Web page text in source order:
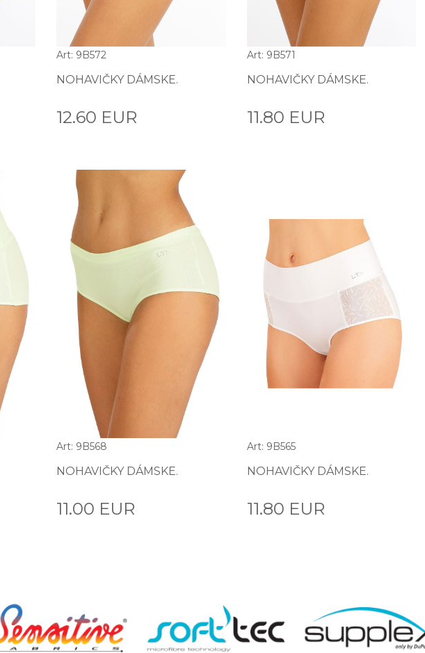
Art: 9B572
NOHAVIČKY DÁMSKE.
12.60 EUR
Art: 9B571
NOHAVIČKY DÁMSKE.
11.80 EUR
Art: 9B568
NOHAVIČKY DÁMSKE.
11.00 EUR
Art: 9B565
NOHAVIČKY DÁMSKE.
11.80 EUR